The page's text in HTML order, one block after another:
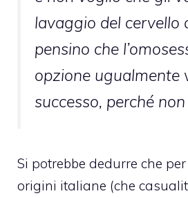
lavaggio del cervello
pensino che
opzione ugualmente
successo, perché
Si potrebbe dedurre che
origini italiane (che